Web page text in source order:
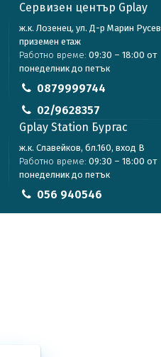
Сервизен център Gplay
ж.к. Лозенец, ул. Д-р Марин
приземен етаж
Работно време: 09:30 – 18:00 от
понеделник до петък
0879999744
02/9628357
Gplay Station Бургас
ж.к. Славейков, бл.160, вход В
Работно време: 09:30 – 18:00 от
понеделник до петък
056 940546